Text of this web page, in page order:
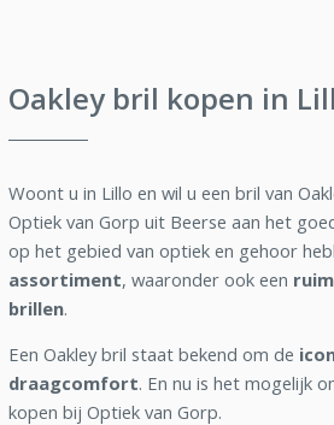
Oakley bril kopen in
Woont u in Lillo en wil u een bril van
Optiek van Gorp uit Beerse aan het
op het gebied van optiek en gehoor
assortiment, waaronder ook een
brillen.
Een Oakley bril staat bekend om de
draagcomfort. En nu is het mogelijk
kopen bij Optiek van Gorp.